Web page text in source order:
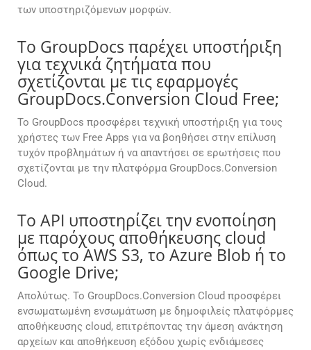
των υποστηριζόμενων μορφών.
Το GroupDocs παρέχει υποστήριξη
για τεχνικά ζητήματα που
σχετίζονται με τις εφαρμογές
GroupDocs.Conversion Cloud Free;
Το GroupDocs προσφέρει τεχνική υποστήριξη για τους
χρήστες των Free Apps για να βοηθήσει στην επίλυση
τυχόν προβλημάτων ή να απαντήσει σε ερωτήσεις που
σχετίζονται με την πλατφόρμα GroupDocs.Conversion
Cloud.
Το API υποστηρίζει την ενοποίηση
με παρόχους αποθήκευσης cloud
όπως το AWS S3, το Azure Blob ή το
Google Drive;
Απολύτως. Το GroupDocs.Conversion Cloud προσφέρει
ενσωματωμένη ενσωμάτωση με δημοφιλείς πλατφόρμες
αποθήκευσης cloud, επιτρέποντας την άμεση ανάκτηση
αρχείων και αποθήκευση εξόδου χωρίς ενδιάμεσες